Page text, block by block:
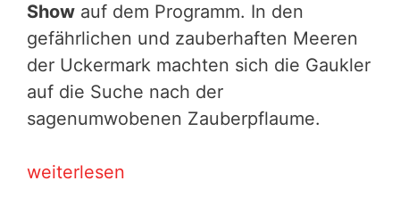
Show auf dem Programm. In den
gefährlichen und zauberhaften Meeren
der Uckermark machten sich die Gaukler
auf die Suche nach der
sagenumwobenen Zauberpflaume.
weiterlesen